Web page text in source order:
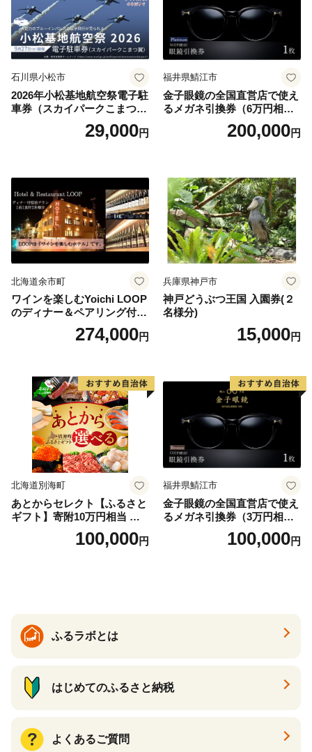
石川県小松市
2026年小松基地航空祭電子駐
車券（スカイパークこまつ
翼） 駐車場 シャトルバスの
りばすぐ 石川県 小松市
29,000円
福井県鯖江市
金子眼鏡の全国直営店で使え
るメガネ引換券（6万円相
当） Platinum200,000円
北海道余市町
ワインを楽しむYoichi LOOP
のディナー＆ペアリング付宿
泊プラン＜デラックスツイン
274,000円
兵庫県神戸市
神戸どうぶつ王国 入園券(２
名様分)
15,000円
北海道別海町
あとからセレクト【ふるさと
ギフト】寄附10万円相当 あ
とから選べる！ ギフト いく
ら ほたて 海鮮 牛肉 別海町
ギフト ふるさと納税 ）
100,000円
福井県鯖江市
金子眼鏡の全国直営店で使え
るメガネ引換券（3万円相
100,000円
ふるラボとは
はじめてのふるさと納税
よくあるご質問